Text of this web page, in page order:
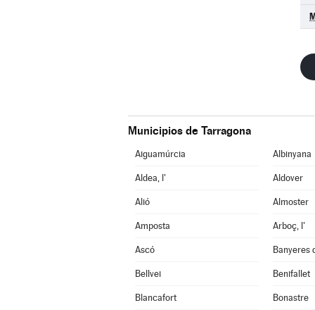
Municipios de Tarragona
Aiguamúrcia Albinyana
Aldea, l' Aldover
Alió Almoster
Amposta Arboç, l'
Ascó Banyeres
Bellvei Benifallet
Blancafort Bonastre